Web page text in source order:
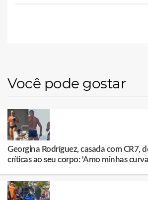
Você pode gostar
Georgina Rodríguez, casada com CR7,
críticas ao seu corpo: 'Amo minhas